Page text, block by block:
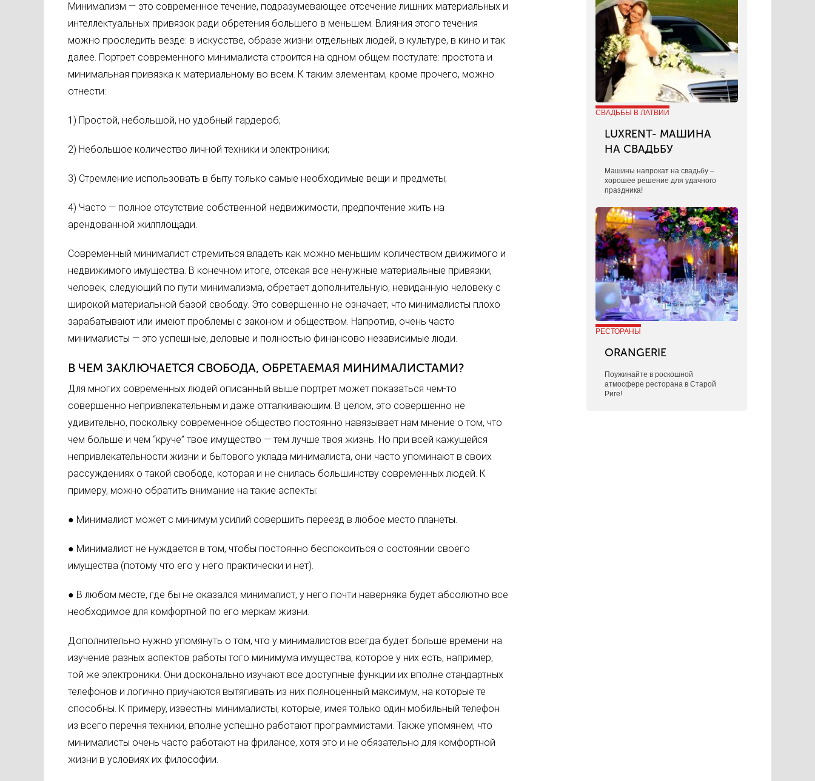
Минимализм — это современное течение, подразумевающее отсечение лишних материальных и
интеллектуальных привязок ради обретения большего в меньшем. Влияния этого течения
можно проследить везде: в искусстве, образе жизни отдельных людей, в культуре, в кино и так
далее. Портрет современного минималиста строится на одном общем постулате: простота и
минимальная привязка к материальному во всем. К таким элементам, кроме прочего, можно
отнести:
1) Простой, небольшой, но удобный гардероб;
2) Небольшое количество личной техники и электроники;
3) Стремление использовать в быту только самые необходимые вещи и предметы;
4) Часто — полное отсутствие собственной недвижимости, предпочтение жить на
арендованной жилплощади.
Современный минималист стремиться владеть как можно меньшим количеством движимого и
недвижимого имущества. В конечном итоге, отсекая все ненужные материальные привязки,
человек, следующий по пути минимализма, обретает дополнительную, невиданную человеку с
широкой материальной базой свободу. Это совершенно не означает, что минималисты плохо
зарабатывают или имеют проблемы с законом и обществом. Напротив, очень часто
минималисты — это успешные, деловые и полностью финансово независимые люди.
В ЧЕМ ЗАКЛЮЧАЕТСЯ СВОБОДА, ОБРЕТАЕМАЯ МИНИМАЛИСТАМИ?
Для многих современных людей описанный выше портрет может показаться чем-то
совершенно непривлекательным и даже отталкивающим. В целом, это совершенно не
удивительно, поскольку современное общество постоянно навязывает нам мнение о том, что
чем больше и чем “круче” твое имущество — тем лучше твоя жизнь. Но при всей кажущейся
непривлекательности жизни и бытового уклада минималиста, они часто упоминают в своих
рассуждениях о такой свободе, которая и не снилась большинству современных людей. К
примеру, можно обратить внимание на такие аспекты:
● Минималист может с минимум усилий совершить переезд в любое место планеты.
● Минималист не нуждается в том, чтобы постоянно беспокоиться о состоянии своего
имущества (потому что его у него практически и нет).
● В любом месте, где бы не оказался минималист, у него почти наверняка будет абсолютно все
необходимое для комфортной по его меркам жизни.
Дополнительно нужно упомянуть о том, что у минималистов всегда будет больше времени на
изучение разных аспектов работы того минимума имущества, которое у них есть, например,
той же электроники. Они досконально изучают все доступные функции их вполне стандартных
телефонов и логично приучаются вытягивать из них полноценный максимум, на которые те
способны. К примеру, известны минималисты, которые, имея только один мобильный телефон
из всего перечня техники, вполне успешно работают программистами. Также упомянем, что
минималисты очень часто работают на фрилансе, хотя это и не обязательно для комфортной
жизни в условиях их философии.
СВАДЬБЫ В ЛАТВИИ
LUXRENT- МАШИНА
НА СВАДЬБУ
​Машины напрокат на свадьбу –
хорошее решение для удачного
праздника!
РЕСТОРАНЫ
ORANGERIE
Поужинайте в роскошной
атмосфере ресторана в Старой
Риге!